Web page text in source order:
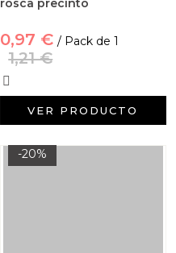
rosca precinto
0,97 € / Pack de 1
1,21 €
VER PRODUCTO
-20%